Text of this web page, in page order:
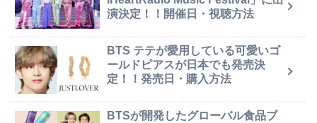
演決定！！開催日・視聴方法
BTS テテが愛用している可愛いゴ
ールドピアスが日本でも発売決
定！！発売日・購入方法
BTSが開発したグローバル食品ブ